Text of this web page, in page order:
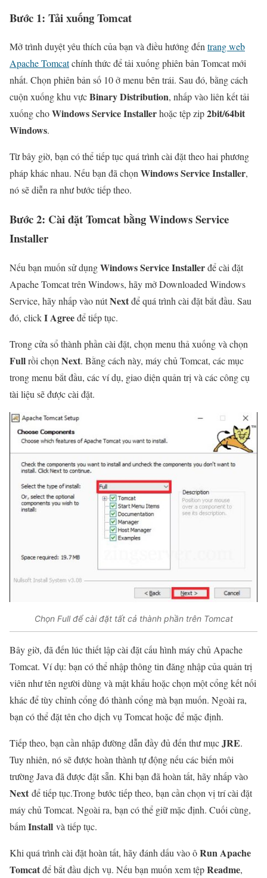
Bước 1: Tải xuống Tomcat
Mở trình duyệt yêu thích của bạn và điều hướng đếntrang web
Apache Tomcatchính thức để tải xuống phiên bản Tomcat mới
nhất. Chọn phiên bản số 10 ở menu bên trái. Sau đó, bằng cách
cuộn xuống khu vựcBinary Distribution, nhấp vào liên kết tải
xuống choWindows Service Installerhoặc tệp zip2bit/64bit
Windows.
Từ bây giờ, bạn có thể tiếp tục quá trình cài đặt theo hai phương
pháp khác nhau. Nếu bạn đã chọnWindows Service Installer,
nó sẽ diễn ra như bước tiếp theo.
Bước 2: Cài đặt Tomcat bằng Windows Service
Installer
Nếu bạn muốn sử dụngWindows Service Installerđể cài đặt
Apache Tomcat trên Windows, hãy mở Downloaded Windows
Service, hãy nhấp vào nútNextđể quá trình cài đặt bắt đầu. Sau
đó, clickI Agreeđể tiếp tục.
Trong cửa sổ thành phần cài đặt, chọn menu thả xuống và chọn
Fullrồi chọn Next. Bằng cách này, máy chủ Tomcat, các mục
trong menu bắt đầu, các ví dụ, giao diện quản trị và các công cụ
tài liệu sẽ được cài đặt.
Chọn Full để cài đặt tất cả thành phần trên Tomcat
Bây giờ, đã đến lúc thiết lập cài đặt cấu hình máy chủ Apache
Tomcat. Ví dụ: bạn có thể nhập thông tin đăng nhập của quản trị
viên như tên người dùng và mật khẩu hoặc chọn một cổng kết nối
khác để tùy chỉnh cổng đó thành cổng mà bạn muốn. Ngoài ra,
bạn có thể đặt tên cho dịch vụ Tomcat hoặc để mặc định.
Tiếp theo, bạn cần nhập đường dẫn đầy đủ đến thư mụcJRE.
Tuy nhiên, nó sẽ được hoàn thành tự động nếu các biến môi
trường Java đã được đặt sẵn. Khi bạn đã hoàn tất, hãy nhấp vào
Next để tiếp tục.Trong bước tiếp theo, bạn cần chọn vị trí cài đặt
máy chủ Tomcat. Ngoài ra, bạn có thể giữ mặc định. Cuối cùng,
bấmInstall và tiếp tục.
Khi quá trình cài đặt hoàn tất, hãy đánh dấu vào ôRun Apache
Tomcatđể bắt đầu dịch vụ. Nếu bạn muốn xem tệpReadme,